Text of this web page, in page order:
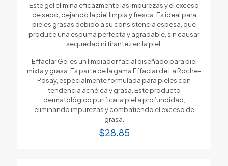
Este gel elimina eficazmente las impurezas y el exceso
de sebo, dejando la piel limpia y fresca. Es ideal para
pieles grasas debido a su consistencia espesa, que
produce una espuma perfecta y agradable, sin causar
sequedad ni tirantez en la piel.
Effaclar Gel es un limpiador facial diseñado para piel
mixta y grasa. Es parte de la gama Effaclar de La Roche-
Posay, especialmente formulada para pieles con
tendencia acnéica y grasa. Este producto
dermatológico purifica la piel a profundidad,
eliminando impurezas y combatiendo el exceso de
grasa.
$28.85